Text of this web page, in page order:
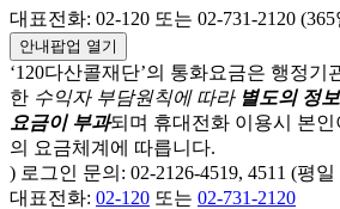
대표전화: 02-120 또는 02-731-2120
안내팝업 열기
‘120다산콜재단’의 통화요금은 행정기
한 수익자 부담원칙에 따라 별도의 정
요금이 부과되며 휴대전화 이용시 본
의 요금체계에 따릅니다.
) 로그인 문의: 02-2126-4519, 4511 (평일
대표전화: 02-120 또는 02-731-2120